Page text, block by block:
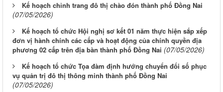
Kế hoạch chỉnh trang đô thị chào đón thành phố Đồng Nai
(07/05/2026)
Kế hoạch tổ chức Hội nghị sơ kết 01 năm thực hiện sắp xếp
đơn vị hành chính các cấp và hoạt động của chính quyền địa
phương 02 cấp trên địa bàn thành phố Đồng Nai (07/05/2026)
Kế hoạch tổ chức Tọa đàm định hướng chuyển đổi số phục
vụ quản trị đô thị thông minh thành phố Đồng Nai
(07/05/2026)